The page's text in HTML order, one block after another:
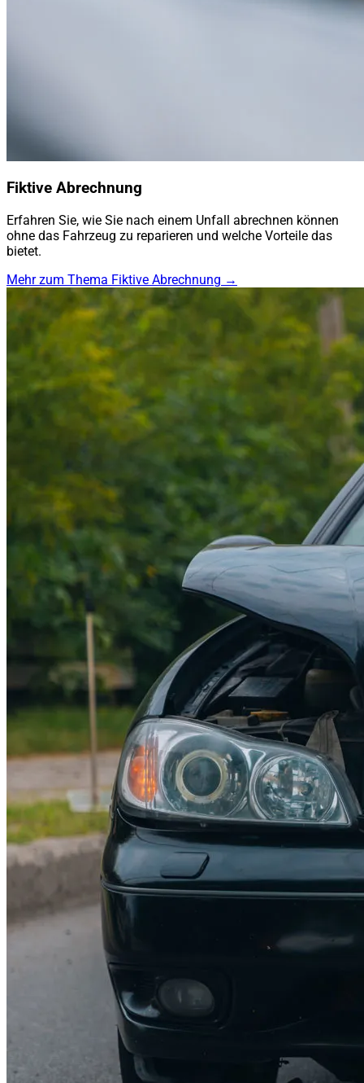
Fiktive Abrechnung
Erfahren Sie, wie Sie nach einem Unfall abrechnen können
ohne das Fahrzeug zu reparieren und welche Vorteile das
bietet.
Mehr zum Thema Fiktive Abrechnung →